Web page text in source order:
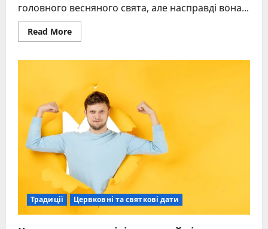
головного весняного свята, але насправді вона...
Read MoreRead
more
правильно
вітати
готуватися
до
свята
Традиції Цервковні та святкові дати